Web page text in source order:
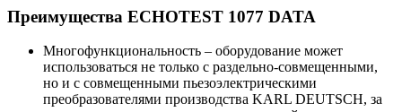
Преимущества ECHOTEST 1077 DATA
Многофункциональность – оборудование может
использоваться не только с раздельно-совмещенными,
но и с совмещенными пьезоэлектрическими
преобразователями производства KARL DEUTSCH, за